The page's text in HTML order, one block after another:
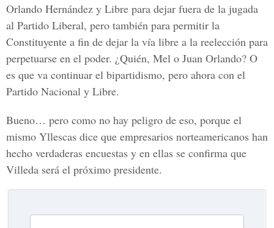
Orlando Hernández y Libre para dejar fuera de la jugada
al Partido Liberal, pero también para permitir la
Constituyente a fin de dejar la vía libre a la reelección para
perpetuarse en el poder. ¿Quién, Mel o Juan Orlando? O
es que va continuar el bipartidismo, pero ahora con el
Partido Nacional y Libre.
Bueno… pero como no hay peligro de eso, porque el
mismo Yllescas dice que empresarios norteamericanos han
hecho verdaderas encuestas y en ellas se confirma que
Villeda será el próximo presidente.